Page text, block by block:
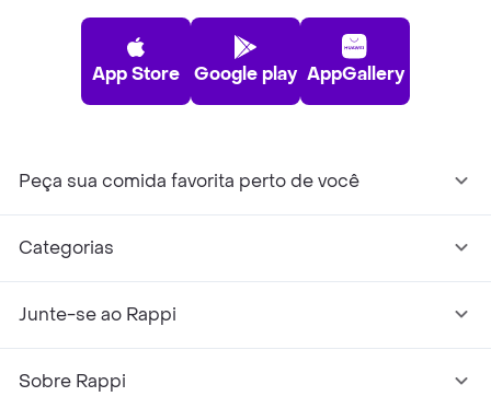
App Store Google play AppGallery
Peça sua comida favorita perto de você
Categorias
Junte-se ao Rappi
Sobre Rappi